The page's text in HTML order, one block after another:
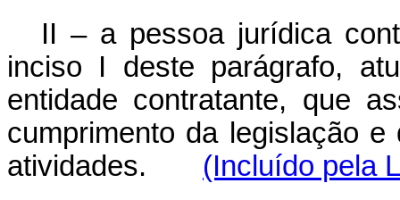
II – a pessoa jurídica
inciso I deste parágrafo,
entidade contratante, que
cumprimento da legislação
atividades.
(Incluído pela